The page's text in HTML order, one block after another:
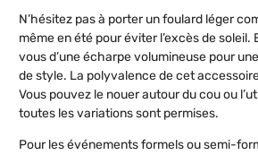
N’hésitez pas à porter un foulard léger
même en été pour éviter l’excès de soleil.
vous d’une écharpe volumineuse pour
de style. La polyvalence de cet
Vous pouvez le nouer autour du cou ou
toutes les variations sont permises.
Pour les événements formels ou semi-